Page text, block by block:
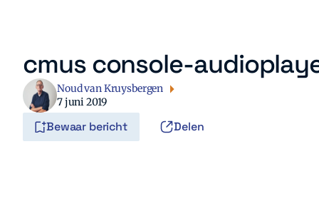
cmus console-
Noud van Kruysbergen
7 juni 2019
Bewaar bericht Delen